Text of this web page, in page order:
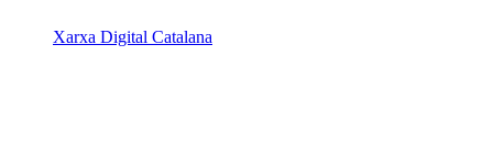
Xarxa Digital Catalana